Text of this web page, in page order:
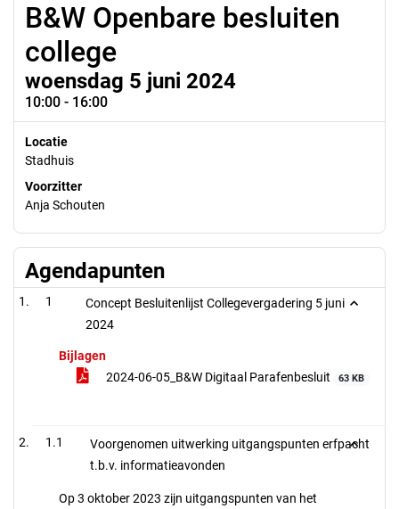
B&W Openbare besluiten
college
woensdag 5 juni 2024
10:00 - 16:00
Locatie
Stadhuis
Voorzitter
Anja Schouten
Agendapunten
1
Concept Besluitenlijst Collegevergadering 5 juni
2024
Bijlagen
2024-06-05_B&W Digitaal Parafenbesluit
63 KB
1.1
Voorgenomen uitwerking uitgangspunten erfpacht
t.b.v. informatieavonden
Op 3 oktober 2023 zijn uitgangspunten van het